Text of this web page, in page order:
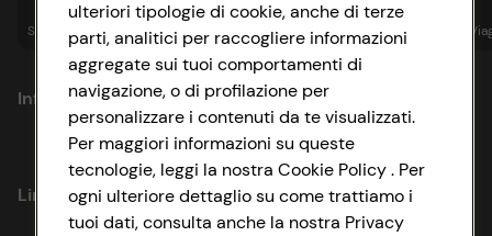
Spesa online Assicurazioni Sapori& Istituzionale
Informazioni
Privacy Policy
Cookie Policy
Link utili
ulteriori tipologie di cookie, anche di terze
parti, analitici per raccogliere informazioni
aggregate sui tuoi comportamenti di
navigazione, o di profilazione per
personalizzare i contenuti da te visualizzati.
Per maggiori informazioni su queste
tecnologie, leggi la nostra Cookie Policy . Per
ogni ulteriore dettaglio su come trattiamo i
tuoi dati, consulta anche la nostra Privacy